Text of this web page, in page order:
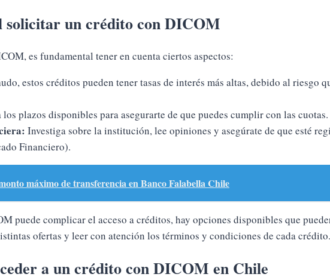
solicitar un crédito con DICOM
es fundamental tener en cuenta ciertos aspectos:
estos créditos pueden tener tasas de interés más altas, debido al riesgo
plazos disponibles para asegurarte de que puedes cumplir con las cuotas.
Investiga sobre la institución, lee opiniones y asegúrate de que esté
Financiero).
máximo de transferencia en Banco Falabella Chile
puede complicar el acceso a créditos, hay opciones disponibles que
ofertas y leer con atención los términos y condiciones de cada crédito.
a un crédito con DICOM en Chile